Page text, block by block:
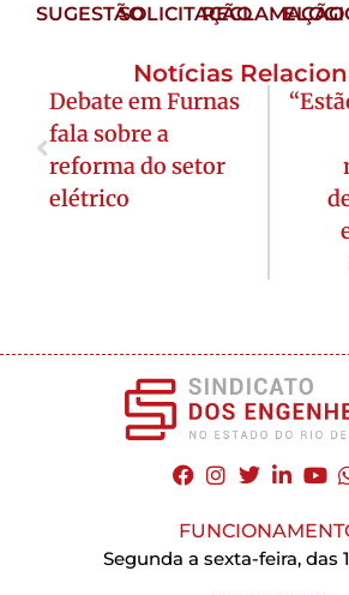
SUGESTÃOSOLICITAÇÃORECLAMAÇÃO
Notícias
Debate em Furnas
fala sobre a
reforma do setor
elétrico
Segunda a sexta-feira, das